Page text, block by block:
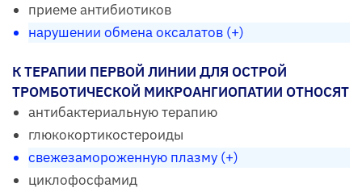
приеме антибиотиков
нарушении обмена оксалатов (+)
К ТЕРАПИИ ПЕРВОЙ ЛИНИИ ДЛЯ ОСТРОЙ
ТРОМБОТИЧЕСКОЙ МИКРОАНГИОПАТИИ ОТНОСЯТ
антибактериальную терапию
глюкокортикостероиды
свежезамороженную плазму (+)
циклофосфамид